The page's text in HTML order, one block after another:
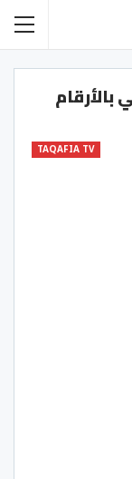
بالأرقام
TAQAFIA TV